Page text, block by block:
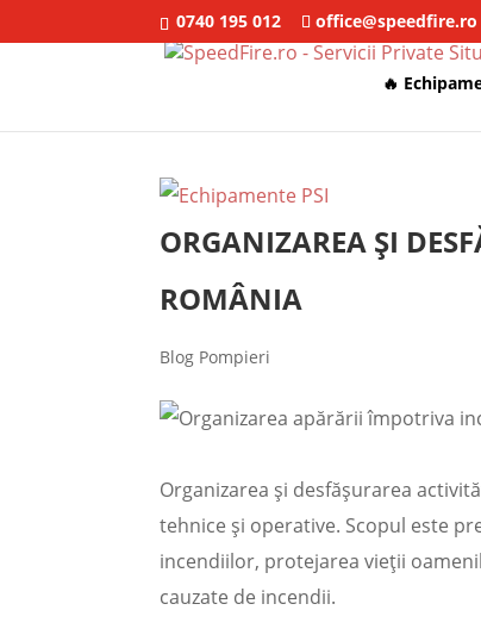
0740 195 012 office@speedfire.ro
🔥
ORGANIZAREA ȘI
ROMÂNIA
Blog Pompieri
Organizarea și desfășurarea
tehnice și operative. Scopul este
incendiilor, protejarea vieții
cauzate de incendii.